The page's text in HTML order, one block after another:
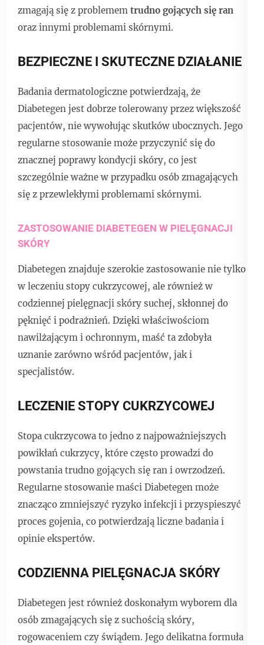
zmagają się z problemem trudno gojących się ran
oraz innymi problemami skórnymi.
BEZPIECZNE I SKUTECZNE DZIAŁANIE
Badania dermatologiczne potwierdzają, że
Diabetegen jest dobrze tolerowany przez większość
pacjentów, nie wywołując skutków ubocznych. Jego
regularne stosowanie może przyczynić się do
znacznej poprawy kondycji skóry, co jest
szczególnie ważne w przypadku osób zmagających
się z przewlekłymi problemami skórnymi.
ZASTOSOWANIE DIABETEGEN W PIELĘGNACJI
SKÓRY
Diabetegen znajduje szerokie zastosowanie nie tylko
w leczeniu stopy cukrzycowej, ale również w
codziennej pielęgnacji skóry suchej, skłonnej do
pęknięć i podrażnień. Dzięki właściwościom
nawilżającym i ochronnym, maść ta zdobyła
uznanie zarówno wśród pacjentów, jak i
specjalistów.
LECZENIE STOPY CUKRZYCOWEJ
Stopa cukrzycowa to jedno z najpoważniejszych
powikłań cukrzycy, które często prowadzi do
powstania trudno gojących się ran i owrzodzeń.
Regularne stosowanie maści Diabetegen może
znacząco zmniejszyć ryzyko infekcji i przyspieszyć
proces gojenia, co potwierdzają liczne badania i
opinie ekspertów.
CODZIENNA PIELĘGNACJA SKÓRY
Diabetegen jest również doskonałym wyborem dla
osób zmagających się z suchością skóry,
rogowaceniem czy świądem. Jego delikatna formuła